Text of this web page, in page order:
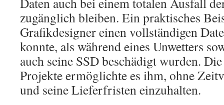
zugänglich bleiben. Ein praktisches
Grafikdesigner einen vollständigen
konnte, als während eines Unwetters
auch seine SSD beschädigt wurden.
Projekte ermöglichte es ihm, ohne
und seine Lieferfristen einzuhalten.